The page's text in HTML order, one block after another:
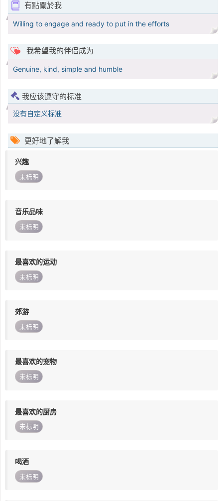
有點關於我
Willing to engage and ready to put in the efforts
我希望我的伴侣成为
Genuine, kind, simple and humble
我应该遵守的标准
没有自定义标准
更好地了解我
兴趣
未标明
音乐品味
未标明
最喜欢的运动
未标明
郊游
未标明
最喜欢的宠物
未标明
最喜欢的厨房
未标明
喝酒
未标明